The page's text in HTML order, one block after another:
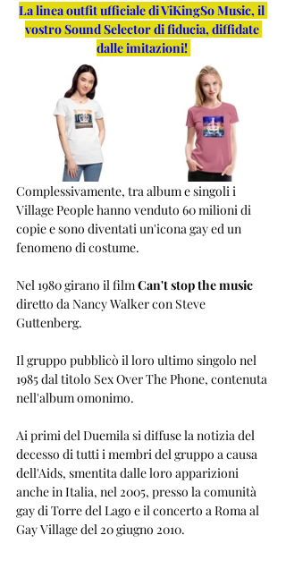
La linea outfit ufficiale di ViKingSo Music, il
vostro Sound Selector di fiducia, diffidate
dalle imitazioni!
Complessivamente, tra album e singoli i
Village People hanno venduto 60 milioni di
copie e sono diventati un'icona gay ed un
fenomeno di costume.
Nel 1980 girano il film Can't stop the music
diretto da Nancy Walker con Steve
Guttenberg.
Il gruppo pubblicò il loro ultimo singolo nel
1985 dal titolo Sex Over The Phone, contenuta
nell'album omonimo.
Ai primi del Duemila si diffuse la notizia del
decesso di tutti i membri del gruppo a causa
dell'Aids, smentita dalle loro apparizioni
anche in Italia, nel 2005, presso la comunità
gay di Torre del Lago e il concerto a Roma al
Gay Village del 20 giugno 2010.